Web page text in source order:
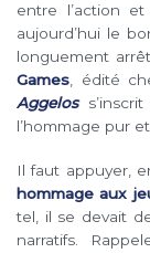
entre l’action
aujourd’hui le
longuement
Games , édité
Aggelos
l’hommage pur
Il faut appuyer,
hommage aux
tel, il se devait
narratifs.